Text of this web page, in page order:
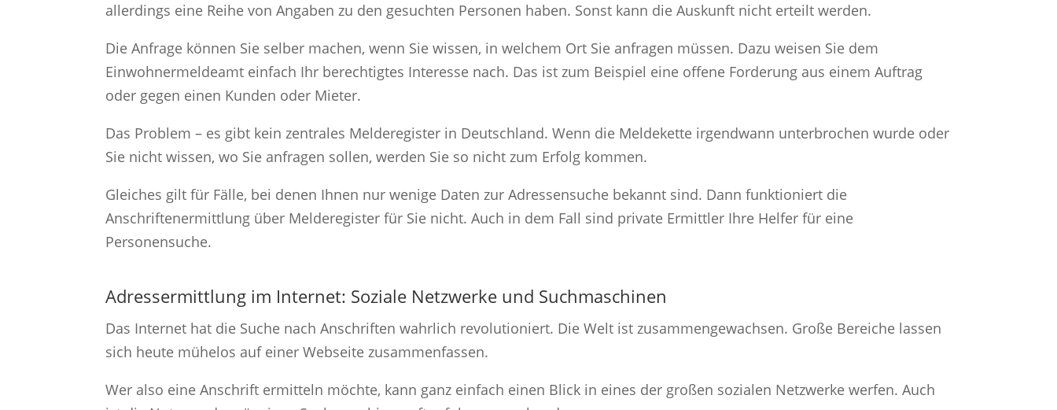
allerdings eine Reihe von Angaben zu den gesuchten Personen haben. Sonst kann die Auskunft nicht erteilt werden.
Die Anfrage können Sie selber machen, wenn Sie wissen, in welchem Ort Sie anfragen müssen. Dazu weisen Sie dem
Einwohnermeldeamt einfach Ihr berechtigtes Interesse nach. Das ist zum Beispiel eine offene Forderung aus einem Auftrag
oder gegen einen Kunden oder Mieter.
Das Problem – es gibt kein zentrales Melderegister in Deutschland. Wenn die Meldekette irgendwann unterbrochen wurde oder
Sie nicht wissen, wo Sie anfragen sollen, werden Sie so nicht zum Erfolg kommen.
Gleiches gilt für Fälle, bei denen Ihnen nur wenige Daten zur Adressensuche bekannt sind. Dann funktioniert die
Anschriftenermittlung über Melderegister für Sie nicht. Auch in dem Fall sind private Ermittler Ihre Helfer für eine
Personensuche.
Adressermittlung im Internet: Soziale Netzwerke und Suchmaschinen
Das Internet hat die Suche nach Anschriften wahrlich revolutioniert. Die Welt ist zusammengewachsen. Große Bereiche lassen
sich heute mühelos auf einer Webseite zusammenfassen.
Wer also eine Anschrift ermitteln möchte, kann ganz einfach einen Blick in eines der großen sozialen Netzwerke werfen. Auch